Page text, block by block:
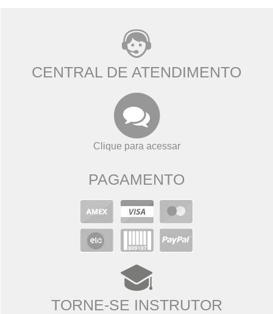
CENTRAL DE ATENDIMENTO
Clique para acessar
PAGAMENTO
TORNE-SE INSTRUTOR